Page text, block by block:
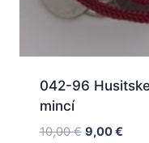
042-96
mincí
10,00€ Pôvodná
9,00€